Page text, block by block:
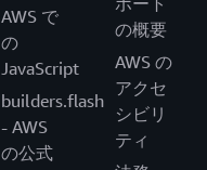
AWS で
の
JavaScript
builders.flash
- AWS
の公式
の概要
AWS の
アクセ
シビリ
ティ